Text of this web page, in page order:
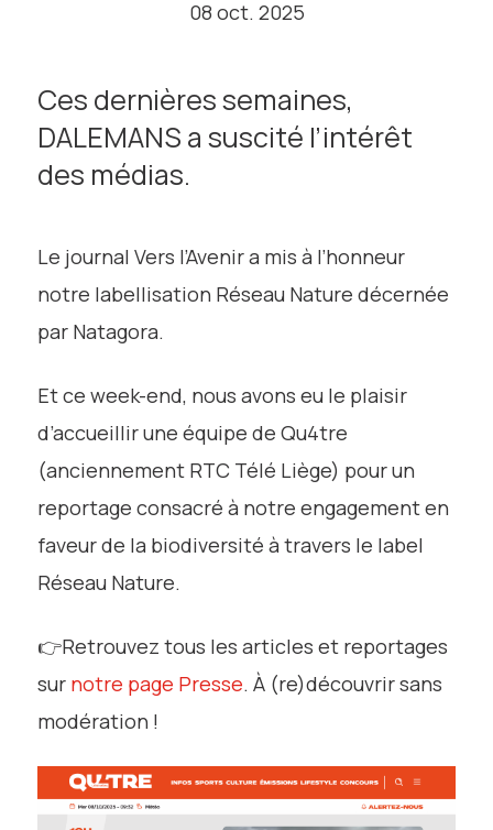
08 oct. 2025
Ces dernières semaines,
DALEMANS a suscité l’intérêt
des médias.
Le journal Vers l’Avenir a mis à l’honneur
notre labellisation Réseau Nature décernée
par Natagora.
Et ce week-end, nous avons eu le plaisir
d’accueillir une équipe de Qu4tre
(anciennement RTC Télé Liège) pour un
reportage consacré à notre engagement en
faveur de la biodiversité à travers le label
Réseau Nature.
👉Retrouvez tous les articles et reportages
sur notre page Presse. À (re)découvrir sans
modération !